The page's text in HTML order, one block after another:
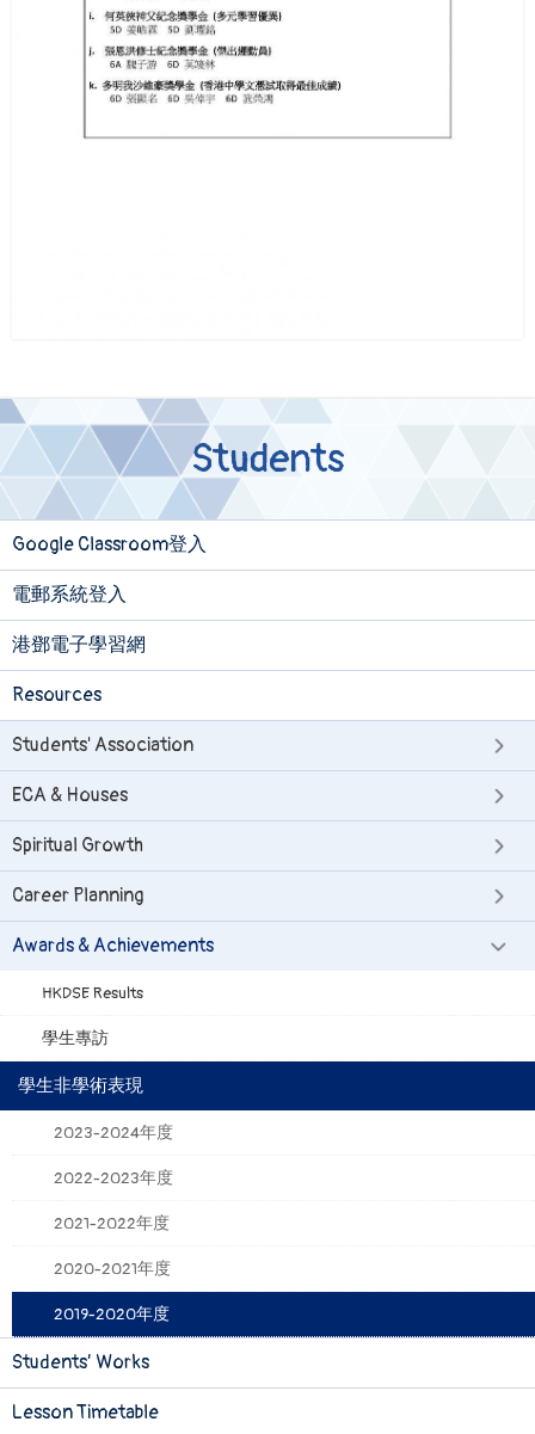
Students
Google Classroom登入
電郵系統登入
港鄧電子學習網
Resources
Students' Association
ECA & Houses
Spiritual Growth
Career Planning
Awards & Achievements
HKDSE Results
學生專訪
學生非學術表現
2023-2024年度
2022-2023年度
2021-2022年度
2020-2021年度
2019-2020年度
Students’ Works
Lesson Timetable